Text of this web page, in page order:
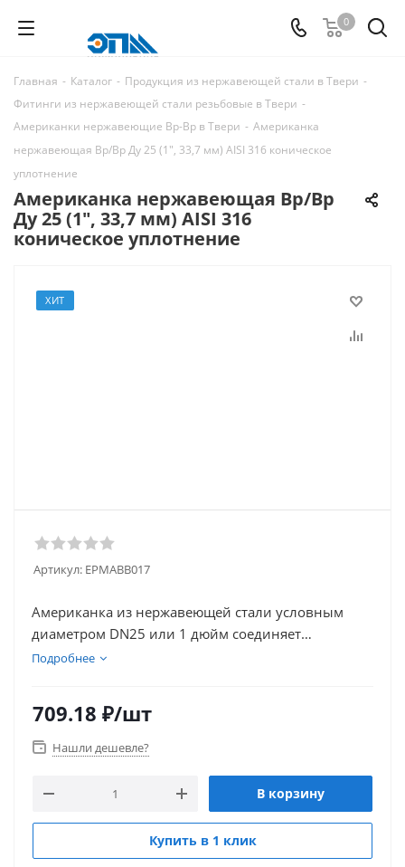
0
Главная - Каталог - Продукция из нержавеющей стали в Твери -
Фитинги из нержавеющей стали резьбовые в Твери -
Американки нержавеющие Вр-Вр в Твери - Американка
нержавеющая Вр/Вр Ду 25 (1", 33,7 мм) AISI 316 коническое
уплотнение
Американка нержавеющая Вр/Вр
Ду 25 (1", 33,7 мм) AISI 316
коническое уплотнение
ХИТ
Артикул: EPMАВВ017
Американка из нержавеющей стали условным
диаметром DN25 или 1 дюйм соединяет
трубопроводную арматуру или трубы,
сторон имеет внутреннюю резьбу. Герметизация
соединения обеспечивается коническим
нефтегазовой промышленности.
Подробнее
709.18 ₽/шт
Нашли дешевле?
В корзину
Купить в 1 клик